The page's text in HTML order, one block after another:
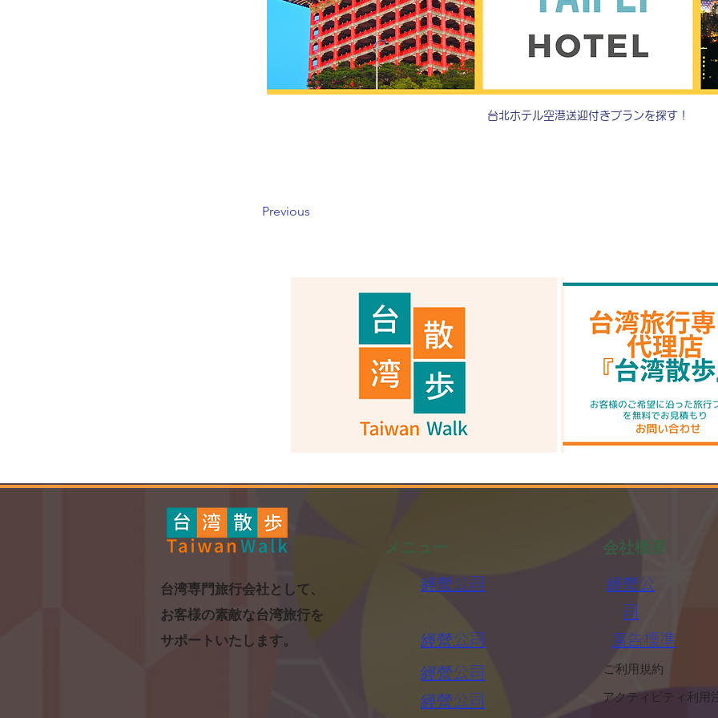
台北ホテル空港送迎付きプランを探す！
Previous
​台湾専門旅行会社として、
お客様の素敵な台湾旅行を
​サポートいたします。
​メニュー
經營公司
經營公司
經營公司
經營公司
​会社概要
經營公
司
廣告標準
​ご利用規約
アクティビティ利用